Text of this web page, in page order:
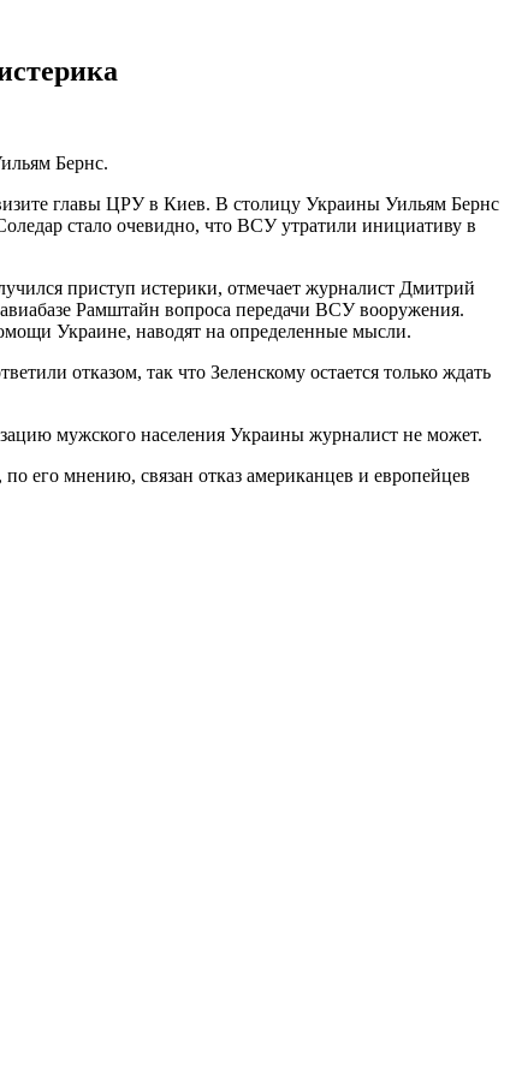
Бернс.
главы ЦРУ в Киев. В столицу Украины Уильям Бернс
стало очевидно, что ВСУ утратили инициативу в
приступ истерики, отмечает журналист Дмитрий
Рамштайн вопроса передачи ВСУ вооружения.
Украине, наводят на определенные мысли.
отказом, так что Зеленскому остается только ждать
мужского населения Украины журналист не может.
его мнению, связан отказ американцев и европейцев